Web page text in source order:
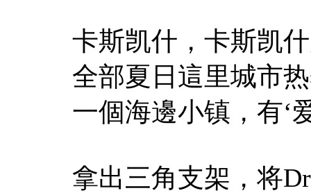
卡斯凯什，卡斯凯
全部夏日這里城市
一個海邊小镇，有‘
拿出三角支架，将